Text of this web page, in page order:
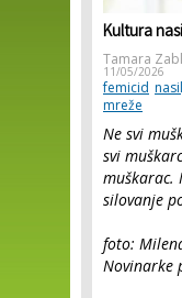
Kultura
Tamara
11/05/2026
femicid
mreže
Ne svi
svi
muškarac.
silovanje
foto:
Novinarke